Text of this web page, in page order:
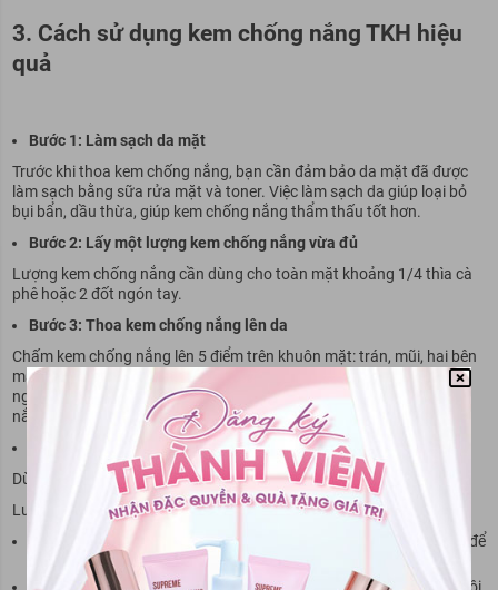
3. Cách sử dụng kem chống nắng TKH hiệu
quả
Bước 1: Làm sạch da mặt
Trước khi thoa kem chống nắng, bạn cần đảm bảo da mặt đã được
làm sạch bằng sữa rửa mặt và toner. Việc làm sạch da giúp loại bỏ
bụi bẩn, dầu thừa, giúp kem chống nắng thẩm thấu tốt hơn.
Bước 2: Lấy một lượng kem chống nắng vừa đủ
Lượng kem chống nắng cần dùng cho toàn mặt khoảng 1/4 thìa cà
phê hoặc 2 đốt ngón tay.
Bước 3: Thoa kem chống nắng lên da
Chấm kem chống nắng lên 5 điểm trên khuôn mặt: trán, mũi, hai bên
má và cằm. Sau đó, dùng tay tán đều kem chống nắng từ trong ra
ngoài, từ trên xuống dưới. Lưu ý thoa kỹ ở những vùng da dễ bắt
nắng như gò má, sống mũi, trán.
Bước 4: Vỗ nhẹ để kem chống nắng thẩm thấu
Dùng tay vỗ nhẹ lên da để kem chống nắng thẩm thấu tốt hơn.
Lưu ý:
Nên thoa kem chống nắng trước khi ra nắng khoảng 15-20 phút để
kem phát huy hiệu quả tối ưu.